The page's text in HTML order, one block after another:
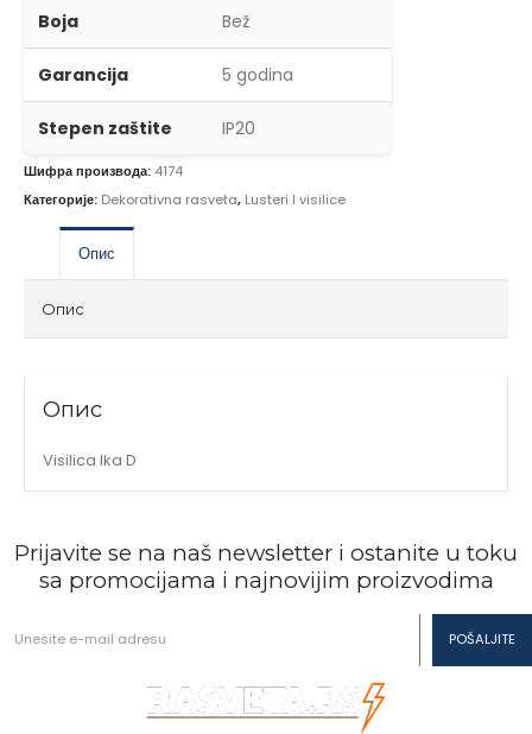
Boja Bež
Garancija 5 godina
Stepen zaštite IP20
Шифра производа: 4174
Категорије: Dekorativna rasveta, Lusteri I visilice
Опис
Опис
Опис
Visilica Ika D
Prijavite se na naš newsletter i ostanite u toku
sa promocijama i najnovijim proizvodima